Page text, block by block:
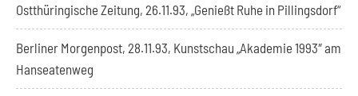
Ostthüringische Zeitung, 26.11.93, „Genießt Ruhe in Pillingsdorf“
Berliner Morgenpost, 28.11.93, Kunstschau „Akademie 1993″ am
Hanseatenweg